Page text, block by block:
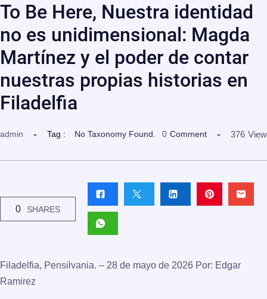
To Be Here, Nuestra identidad
no es unidimensional: Magda
Martínez y el poder de contar
nuestras propias historias en
Filadelfia
admin Tag : No Taxonomy Found. 0 Comment 376 View
0 SHARES
Filadelfia, Pensilvania. – 28 de mayo de 2026 Por: Edgar
Ramirez